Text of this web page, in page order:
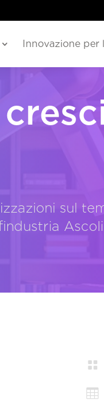
Innovazione per
sul

